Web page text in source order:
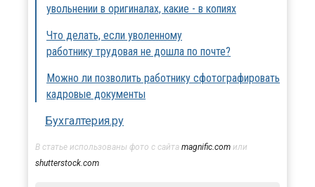
увольнении в оригиналах, какие - в копиях
Что делать, если уволенному
работнику трудовая не дошла по почте?
Можно ли позволить работнику сфотографировать
кадровые документы
Бухгалтерия.ру
В статье использованы фото с сайта magnific.com или
shutterstock.com